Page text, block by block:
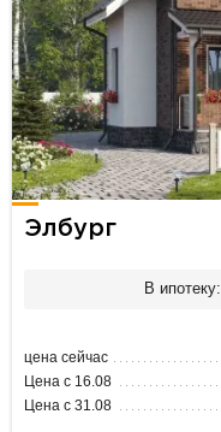
Элбург
В ипотеку:
цена сейчас
Цена с 16.08
Цена с 31.08